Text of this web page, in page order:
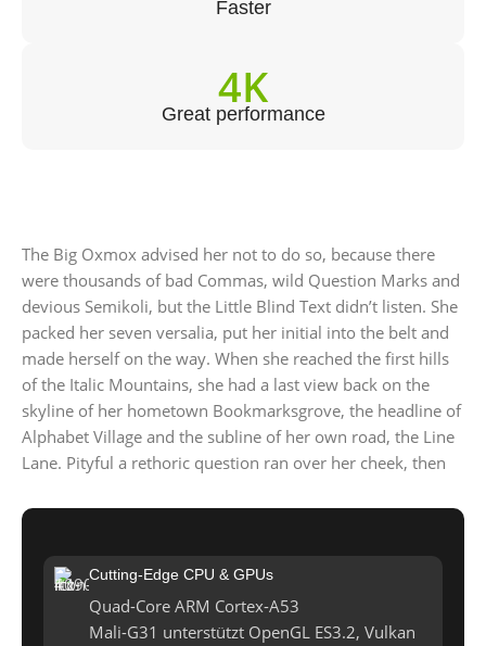
Faster
4K
Great performance
The Big Oxmox advised her not to do so, because there
were thousands of bad Commas, wild Question Marks and
devious Semikoli, but the Little Blind Text didn’t listen. She
packed her seven versalia, put her initial into the belt and
made herself on the way. When she reached the first hills
of the Italic Mountains, she had a last view back on the
skyline of her hometown Bookmarksgrove, the headline of
Alphabet Village and the subline of her own road, the Line
Lane. Pityful a rethoric question ran over her cheek, then
Cutting-Edge CPU & GPUs
Quad-Core ARM Cortex-A53
Mali-G31 unterstützt OpenGL ES3.2, Vulkan